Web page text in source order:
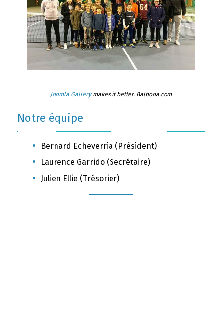
Joomla Gallerymakes it better. Balbooa.com
Notre équipe
Bernard Echeverria (Président)
Laurence Garrido (Secrétaire)
Julien Ellie (Trésorier)